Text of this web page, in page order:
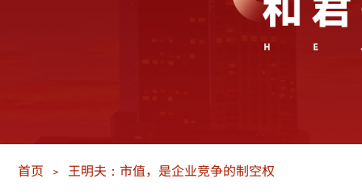
首页 ＞ 王明夫：市值，是企业竞争的制空权